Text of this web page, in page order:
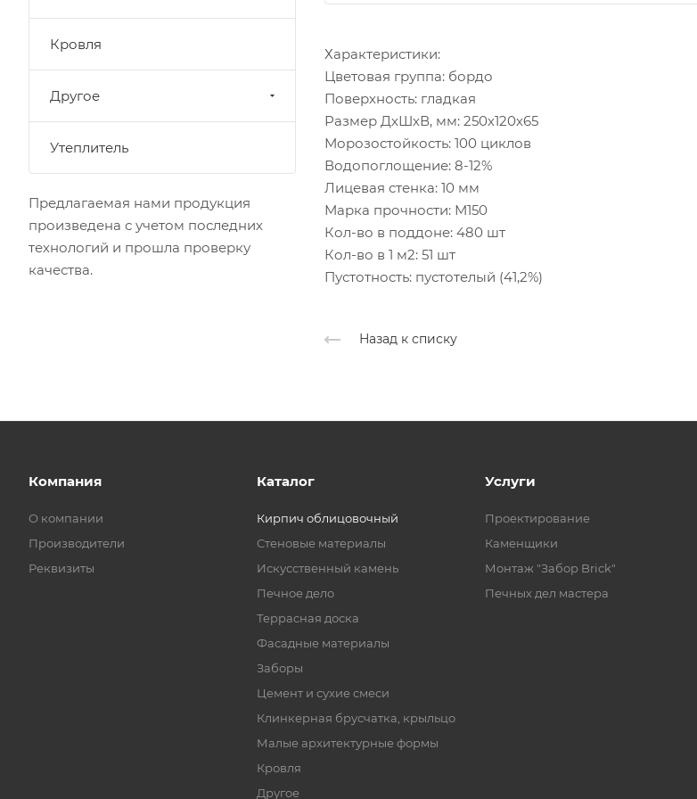
Характеристики:
Цветовая группа: бордо
Поверхность: гладкая
Размер ДхШхВ, мм: 250х120х65
Морозостойкость: 100 циклов
Водопоглощение: 8-12%
Лицевая стенка: 10 мм
Марка прочности: М150
Кол-во в поддоне: 480 шт
Кол-во в 1 м2: 51 шт
Пустотность: пустотелый (41,2%)
Назад к списку
Кровля
Другое
Утеплитель
Предлагаемая нами продукция
произведена с учетом последних
технологий и прошла проверку
качества.
Компания
О компании
Производители
Реквизиты
Каталог
Кирпич облицовочный
Стеновые материалы
Искусственный камень
Печное дело
Террасная доска
Фасадные материалы
Заборы
Цемент и сухие смеси
Клинкерная брусчатка, крыльцо
Малые архитектурные формы
Кровля
Другое
Услуги
Проектирование
Каменщики
Монтаж "Забор Brick"
Печных дел мастера